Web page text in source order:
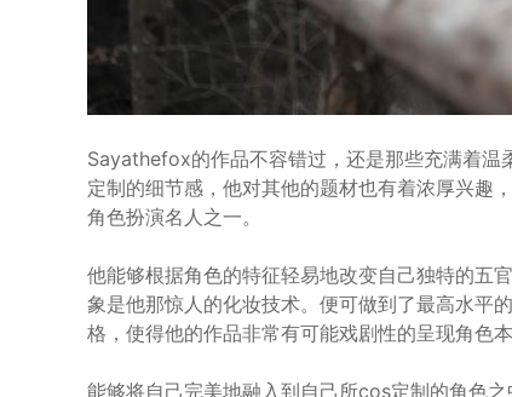
Sayathefox的作品不容错过，还是那些充满着温
定制的细节感，他对其他的题材也有着浓厚兴
角色扮演名人之一。
他能够根据角色的特征轻易地改变自己独特的五
象是他那惊人的化妆技术。便可做到了最高水平
格，使得他的作品非常有可能戏剧性的呈现角色本
能够将自己完美地融入到自己所cos定制的角色